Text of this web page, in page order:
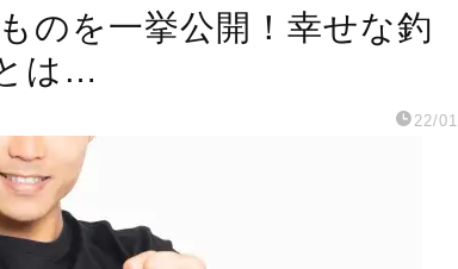
のを一挙公開！幸せな釣
は…
22/01